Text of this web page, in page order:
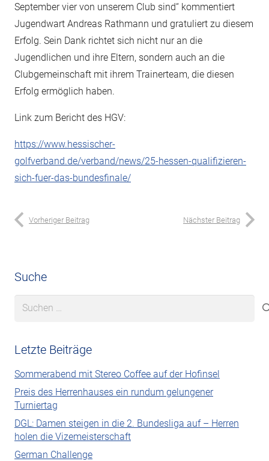
September vier von unserem Club sind“ kommentiert
Jugendwart Andreas Rathmann und gratuliert zu diesem
Erfolg. Sein Dank richtet sich nicht nur an die
Jugendlichen und ihre Eltern, sondern auch an die
Clubgemeinschaft mit ihrem Trainerteam, die diesen
Erfolg ermöglich haben.
Link zum Bericht des HGV:
https://www.hessischer-
golfverband.de/verband/news/25-hessen-qualifizieren-
sich-fuer-das-bundesfinale/
Vorheriger Beitrag Nächster Beitrag
Suche
Suchen
Letzte Beiträge
Sommerabend mit Stereo Coffee auf der Hofinsel
Preis des Herrenhauses ein rundum gelungener
Turniertag
DGL: Damen steigen in die 2. Bundesliga auf – Herren
holen die Vizemeisterschaft
German Challenge